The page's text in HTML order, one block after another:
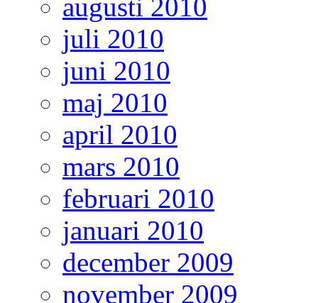
augusti 2010
juli 2010
juni 2010
maj 2010
april 2010
mars 2010
februari 2010
januari 2010
december 2009
november 2009